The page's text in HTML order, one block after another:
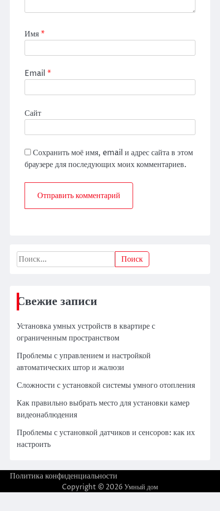
Имя*
Email *
Сайт
Сохранить моё имя, email и адрес сайта в этом
браузере для последующих моих комментариев.
Найти:
Свежие записи
Установка умных устройств в квартире с
ограниченным пространством
Проблемы с управлением и настройкой
автоматических штор и жалюзи
Сложности с установкой системы умного отопления
Как правильно выбрать место для установки камер
видеонаблюдения
Проблемы с установкой датчиков и сенсоров: как их
настроить
Политика конфиденциальности
Copyright © 2026 Умный дом